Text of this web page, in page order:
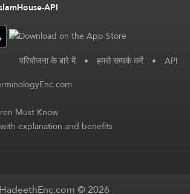
API
परियोजना के बारे में • हमसे सम्पर्क करें • API
Must Know
explanation and benefits
HadeethEnc.com © 2026